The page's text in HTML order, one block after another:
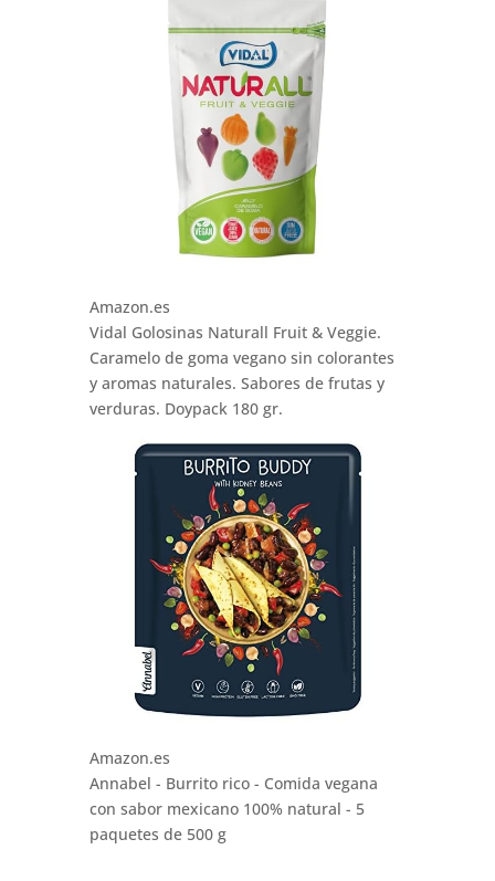
Amazon.es
Vidal Golosinas Naturall Fruit & Veggie.
Caramelo de goma vegano sin colorantes
y aromas naturales. Sabores de frutas y
verduras. Doypack 180 gr.
Amazon.es
Annabel - Burrito rico - Comida vegana
con sabor mexicano 100% natural - 5
paquetes de 500 g